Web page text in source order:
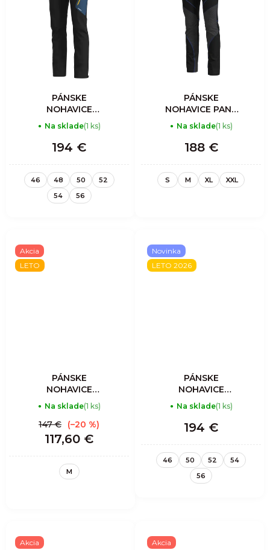
PÁNSKE
NOHAVICE
RESOLUTION
LIGHT - SULPHUR
Na sklade(1 ks)
194 €
46 48 50
52
54
56
PÁNSKE
NOHAVICE PANT
VIPER LIGHT -
SULPHUR
Na sklade(1 ks)
188 €
S M XL XXL
Akcia
LETO
PÁNSKE
NOHAVICE
GULIVER LIGHT -
FOREST
Na sklade(1 ks)
117,60 €
147 € (–20 %)
M
Novinka
LETO 2026
PÁNSKE
NOHAVICE
RESOLUTION
LIGHT - SLATE
Na sklade(1 ks)
194 €
46 50 52
54
56
Akcia
Akcia